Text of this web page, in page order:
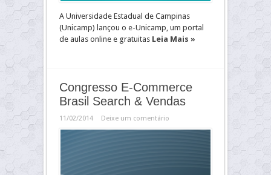
A Universidade Estadual de Campinas
(Unicamp) lançou o e-Unicamp, um portal
de aulas online e gratuitas Leia Mais »
Congresso E-Commerce
Brasil Search & Vendas
11/02/2014 Deixe um comentário